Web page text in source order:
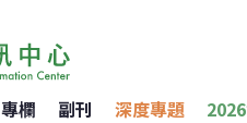
專欄 副刊 深度專題